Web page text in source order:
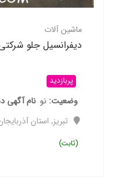
ماشین آلات
دیفرانسیل جلو شرکتی
پربازدید
وضعیت نو نام آگهی
تبریز, استان
(ثابت)